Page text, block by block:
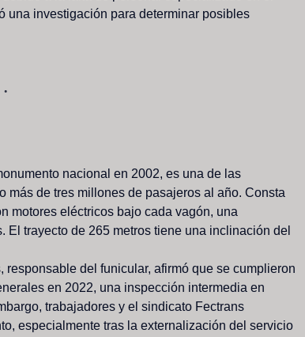
una investigación para determinar posibles
nacional en 2002, es una de las
más de tres millones de pasajeros al año. Consta
motores eléctricos bajo cada vagón, una
El trayecto de 265 metros tiene una inclinación del
responsable del funicular, afirmó que se cumplieron
en 2022, una inspección intermedia en
trabajadores y el sindicato Fectrans
especialmente tras la externalización del servicio